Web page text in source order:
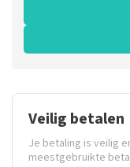
Veilig betalen
Je betaling is veilig
meestgebruikte